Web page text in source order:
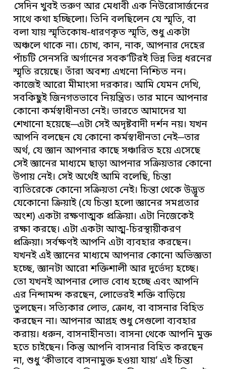
সেদিন খুবই তরুণ আর মেধাবী এক নিউরোসার্জনের
সাথে কথা হচ্ছিলো। তিনি বলছিলেন যে স্মৃতি, বা
বলা যায় স্মৃতিকোষ-ধারণকৃত স্মৃতি, শুধু একটা
অঞ্চলে থাকে না। চোখ, কান, নাক, আপনার দেহের
পাঁচটি সেনসরি অর্গানের সবক’টিরই ভিন্ন ভিন্ন ধরনের
স্মৃতি রয়েছে। তাঁরা অবশ্য এখনো নিশ্চিত নন।
কাজেই আরো মীমাংসা দরকার। আমি যেমন দেখি,
সবকিছুই জিনগতভাবে নিয়ন্ত্রিত। তার মানে আপনার
কোনো কর্মস্বাধীনতা নেই। ভারতে আমাদের যা
শেখানো হয়েছে─এটা সেই অদৃষ্টবাদী দর্শন নয়। যখন
আপনি বলছেন যে কোনো কর্মস্বাধীনতা নেই─তার
অর্থ, যে জ্ঞান আপনার কাছে সঞ্চারিত হয়ে এসেছে
সেই জ্ঞানের মাধ্যমে ছাড়া আপনার সক্রিয়তার কোনো
উপায় নেই। সেই অর্থেই আমি বলেছি, চিন্তা
ব্যতিরেকে কোনো সক্রিয়তা নেই। চিন্তা থেকে উদ্ভূত
যেকোনো ক্রিয়াই (যে চিন্তা হলো জ্ঞানের সমগ্রতার
অংশ) একটা রক্ষণাত্মক প্রক্রিয়া। এটা নিজেকেই
রক্ষা করছে। এটা একটা আত্ম-চিরস্থায়ীকরণ
প্রক্রিয়া। সর্বক্ষণই আপনি এটা ব্যবহার করছেন।
যখনই এই জ্ঞানের মাধ্যমে আপনার কোনো অভিজ্ঞতা
হচ্ছে, জ্ঞানটা আরো শক্তিশালী আর দুর্ভেদ্য হচ্ছে।
তো যখনই আপনার লোভ বোধ হচ্ছে এবং আপনি
এর নিন্দামন্দ করছেন, লোভেরই শক্তি বাড়িয়ে
তুলছেন। সত্যিকার লোভ, ক্রোধ, বা বাসনার বিহিত
করছেন না। আপনার আগ্রহ শুধু সেগুলো ব্যবহার
করায়। ধরুন, বাসনাহীনতা। বাসনা থেকে আপনি মুক্ত
হতে চাইছেন। কিন্তু আপনি বাসনার বিহিত করছেন
না, শুধু ‘কীভাবে বাসনামুক্ত হওয়া যায়’ এই চিন্তা